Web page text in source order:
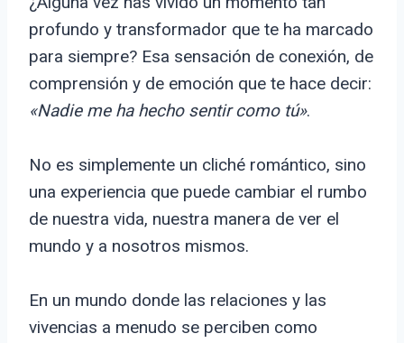
profundo y transformador que te ha marcado
para siempre? Esa sensación de conexión, de
comprensión y de emoción que te hace decir:
«Nadie me ha hecho sentir como tú».
No es simplemente un cliché romántico, sino
una experiencia que puede cambiar el rumbo
de nuestra vida, nuestra manera de ver el
mundo y a nosotros mismos.
En un mundo donde las relaciones y las
vivencias a menudo se perciben como